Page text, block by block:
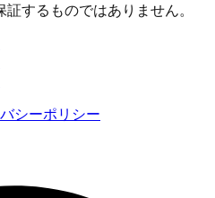
するものではありません。
シーポリシー